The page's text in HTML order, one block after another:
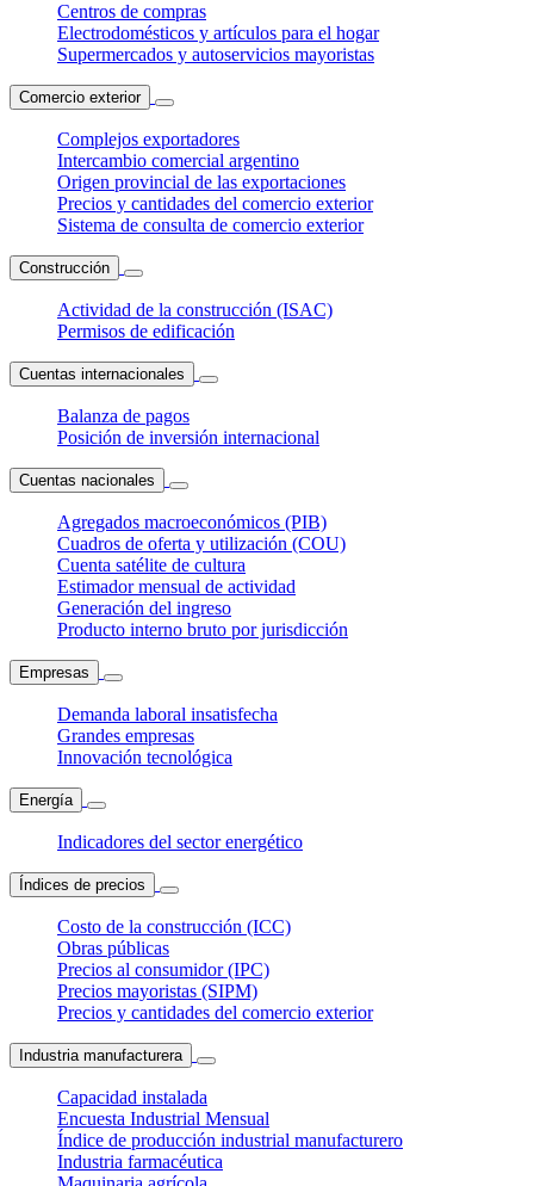
Centros de compras
Electrodomésticos y artículos para el hogar
Supermercados y autoservicios mayoristas
Comercio exterior
Complejos exportadores
Intercambio comercial argentino
Origen provincial de las exportaciones
Precios y cantidades del comercio exterior
Sistema de consulta de comercio exterior
Construcción
Actividad de la construcción (ISAC)
Permisos de edificación
Cuentas internacionales
Balanza de pagos
Posición de inversión internacional
Cuentas nacionales
Agregados macroeconómicos (PIB)
Cuadros de oferta y utilización (COU)
Cuenta satélite de cultura
Estimador mensual de actividad
Generación del ingreso
Producto interno bruto por jurisdicción
Empresas
Demanda laboral insatisfecha
Grandes empresas
Innovación tecnológica
Energía
Indicadores del sector energético
Índices de precios
Costo de la construcción (ICC)
Obras públicas
Precios al consumidor (IPC)
Precios mayoristas (SIPM)
Precios y cantidades del comercio exterior
Industria manufacturera
Capacidad instalada
Encuesta Industrial Mensual
Índice de producción industrial manufacturero
Industria farmacéutica